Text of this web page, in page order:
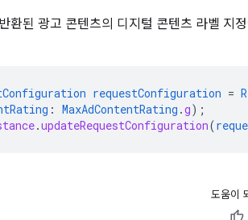
환된 광고 콘텐츠의 디지털 콘텐츠 라벨 지정
requestConfiguration =
: MaxAdContentRating .g);
.updateRequestConfiguration(
도움이